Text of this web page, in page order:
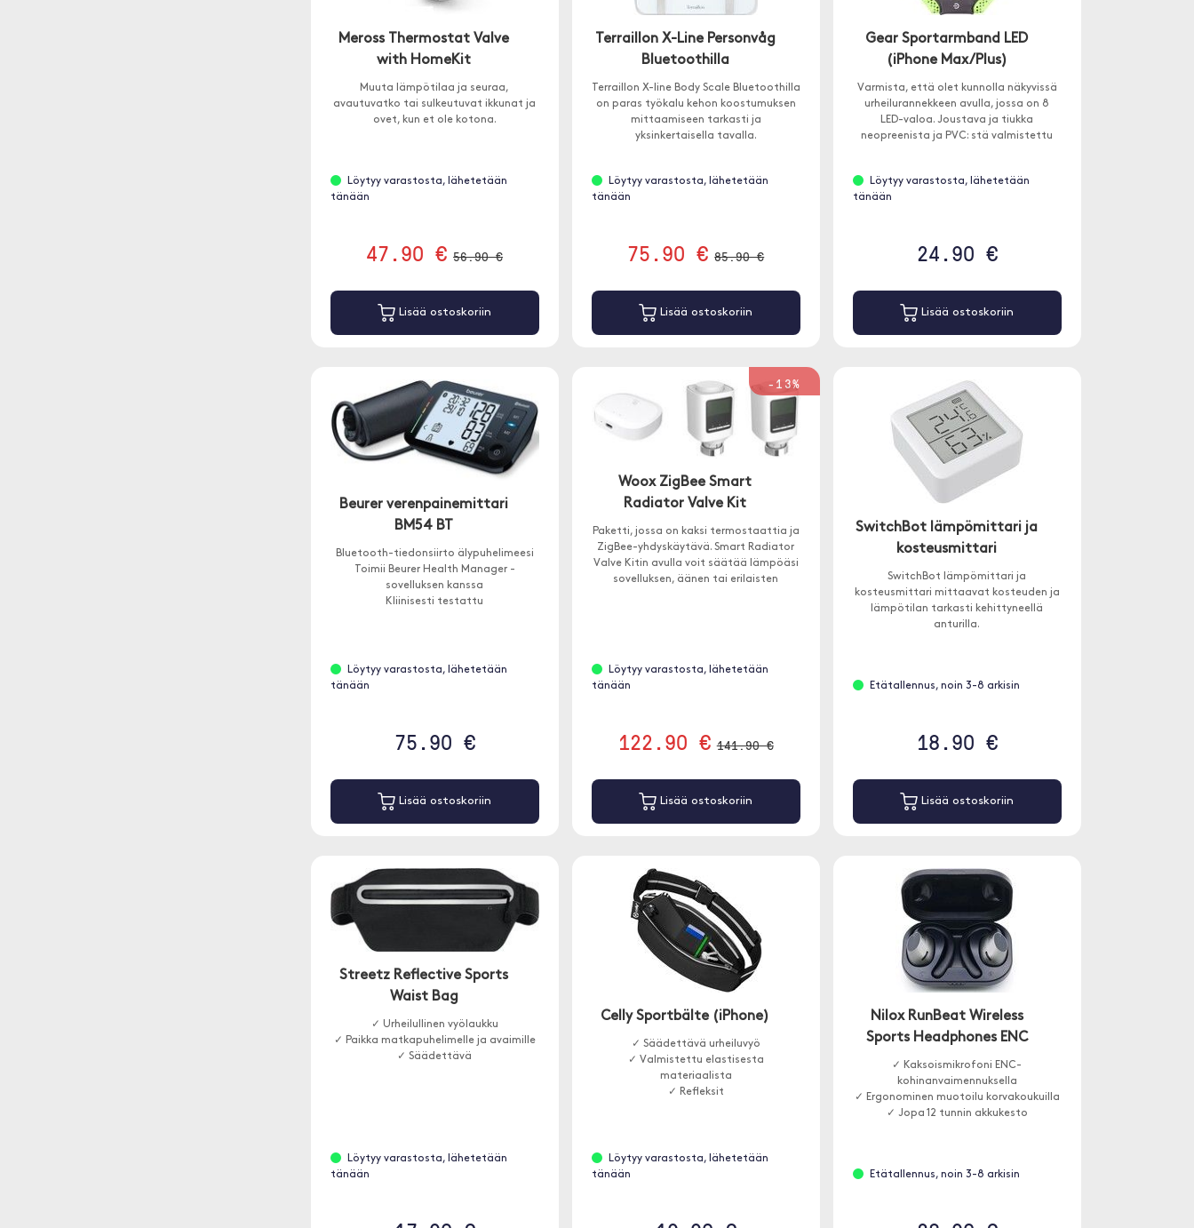
Meross Thermostat Valve
with HomeKit
Muuta lämpötilaa ja seuraa,
avautuvatko tai sulkeutuvat ikkunat ja
ovet, kun et ole kotona.
Löytyy varastosta, lähetetään
tänään
47.90 € 56.90 €
Lisää ostoskoriin
Terraillon X-Line Personvåg
Bluetoothilla
Terraillon X-line Body Scale Bluetoothilla
on paras työkalu kehon koostumuksen
mittaamiseen tarkasti ja
yksinkertaisella tavalla.
Löytyy varastosta, lähetetään
tänään
75.90 € 85.90 €
Lisää ostoskoriin
Gear Sportarmband LED
(iPhone Max/Plus)
Varmista, että olet kunnolla näkyvissä
urheilurannekkeen avulla, jossa on 8
LED-valoa. Joustava ja tiukka
neopreenista ja PVC: stä valmistettu
kolmella eri nopeudella.
Löytyy varastosta, lähetetään
tänään
24.90 €
Lisää ostoskoriin
Beurer verenpainemittari
BM54 BT
Bluetooth-tiedonsiirto älypuhelimeesi
Toimii Beurer Health Manager -
sovelluksen kanssa
Kliinisesti testattu
Löytyy varastosta, lähetetään
tänään
75.90 €
Lisää ostoskoriin
-13%
Woox ZigBee Smart
Radiator Valve Kit
Paketti, jossa on kaksi termostaattia ja
ZigBee-yhdyskäytävä. Smart Radiator
Valve Kitin avulla voit säätää lämpöäsi
sovelluksen, äänen tai erilaisten
Löytyy varastosta, lähetetään
tänään
122.90 € 141.90 €
Lisää ostoskoriin
SwitchBot lämpömittari ja
kosteusmittari
SwitchBot lämpömittari ja
kosteusmittari mittaavat kosteuden ja
lämpötilan tarkasti kehittyneellä
anturilla.
Etätallennus, noin 3-8 arkisin
18.90 €
Lisää ostoskoriin
Streetz Reflective Sports
Waist Bag
✓ Urheilullinen vyölaukku
✓ Paikka matkapuhelimelle ja avaimille
✓ Säädettävä
Löytyy varastosta, lähetetään
tänään
Celly Sportbälte (iPhone)
✓ Säädettävä urheiluvyö
✓ Valmistettu elastisesta
materiaalista
✓ Refleksit
Löytyy varastosta, lähetetään
tänään
Nilox RunBeat Wireless
Sports Headphones ENC
✓ Kaksoismikrofoni ENC-
kohinanvaimennuksella
✓ Ergonominen muotoilu korvakoukuilla
✓ Jopa 12 tunnin akkukesto
Etätallennus, noin 3-8 arkisin